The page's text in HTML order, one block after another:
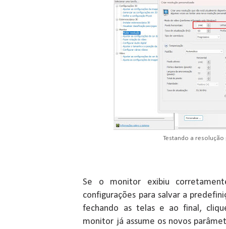
Testando a
Se o monitor exibiu
configurações para salvar a
fechando as telas e ao final,
monitor já assume os novos